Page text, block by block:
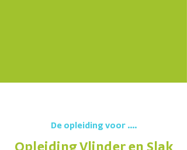
De opleiding voor ....
Opleiding Vlinder en Slak